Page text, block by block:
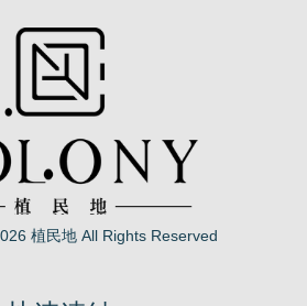
植民地 All Rights Reserved